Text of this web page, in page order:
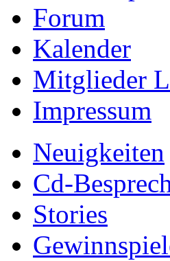
Forum
Kalender
Mitglieder
Impressum
Neuigkeiten
Cd-
Stories